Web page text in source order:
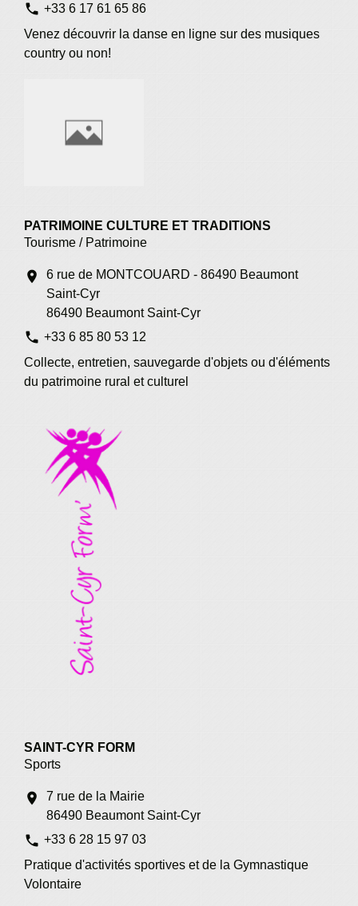
phone +33 6 17 61 65 86
Venez découvrir la danse en ligne sur des musiques
country ou non!
PATRIMOINE CULTURE ET TRADITIONS
Tourisme / Patrimoine
location_on
6 rue de MONTCOUARD - 86490 Beaumont
Saint-Cyr
86490 Beaumont Saint-Cyr
phone +33 6 85 80 53 12
Collecte, entretien, sauvegarde d'objets ou d'éléments
du patrimoine rural et culturel
SAINT-CYR FORM
Sports
location_on
7 rue de la Mairie
86490 Beaumont Saint-Cyr
phone +33 6 28 15 97 03
Pratique d'activités sportives et de la Gymnastique
Volontaire